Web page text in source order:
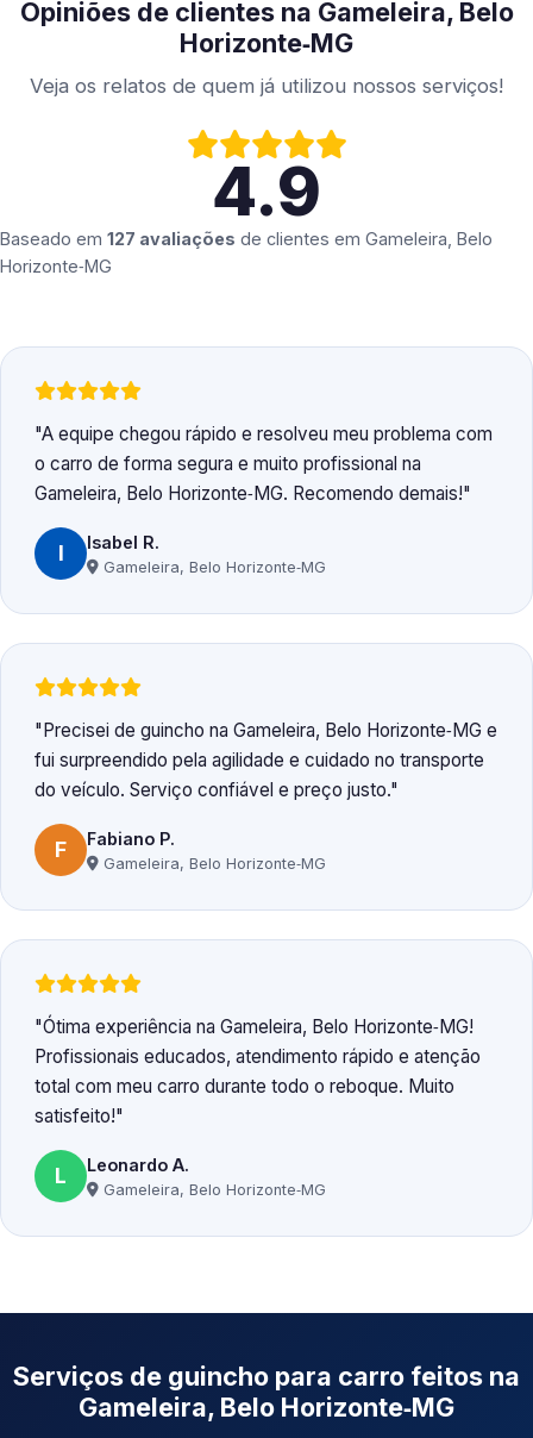
Opiniões de clientes na Gameleira, Belo
Horizonte‑MG
Veja os relatos de quem já utilizou nossos serviços!
4.9
Baseado em 127 avaliações de clientes em Gameleira, Belo
Horizonte‑MG
A equipe chegou rápido e resolveu meu problema com
o carro de forma segura e muito profissional na
Gameleira, Belo Horizonte‑MG. Recomendo demais!
I Isabel R.
Gameleira, Belo Horizonte‑MG
Precisei de guincho na Gameleira, Belo Horizonte‑MG e
fui surpreendido pela agilidade e cuidado no transporte
do veículo. Serviço confiável e preço justo.
F Fabiano P.
Gameleira, Belo Horizonte‑MG
Ótima experiência na Gameleira, Belo Horizonte‑MG!
Profissionais educados, atendimento rápido e atenção
total com meu carro durante todo o reboque. Muito
satisfeito!
L Leonardo A.
Gameleira, Belo Horizonte‑MG
Serviços de guincho para carro feitos na
Gameleira, Belo Horizonte‑MG